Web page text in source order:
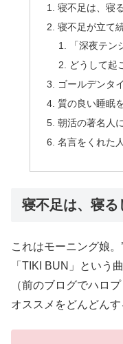
寝不足は、寝
寝不足が立て
「深夜テ
どうして起
ゴールデンタ
質の良い睡眠
朝活の著名人
名言をくれた
寝不足は、寝る
これはモーニング娘。
「TIKI BUN」という
（前のブログでハロ
オススメをどんどんす